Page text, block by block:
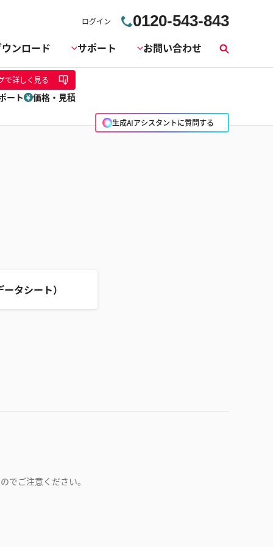
ログイン 0120-543-843
ンロード サポート お問い合わせ
索
生成AIアシスタントに質問する
で詳しく見る
ート 価格・見積
タシート）
でご注意ください。